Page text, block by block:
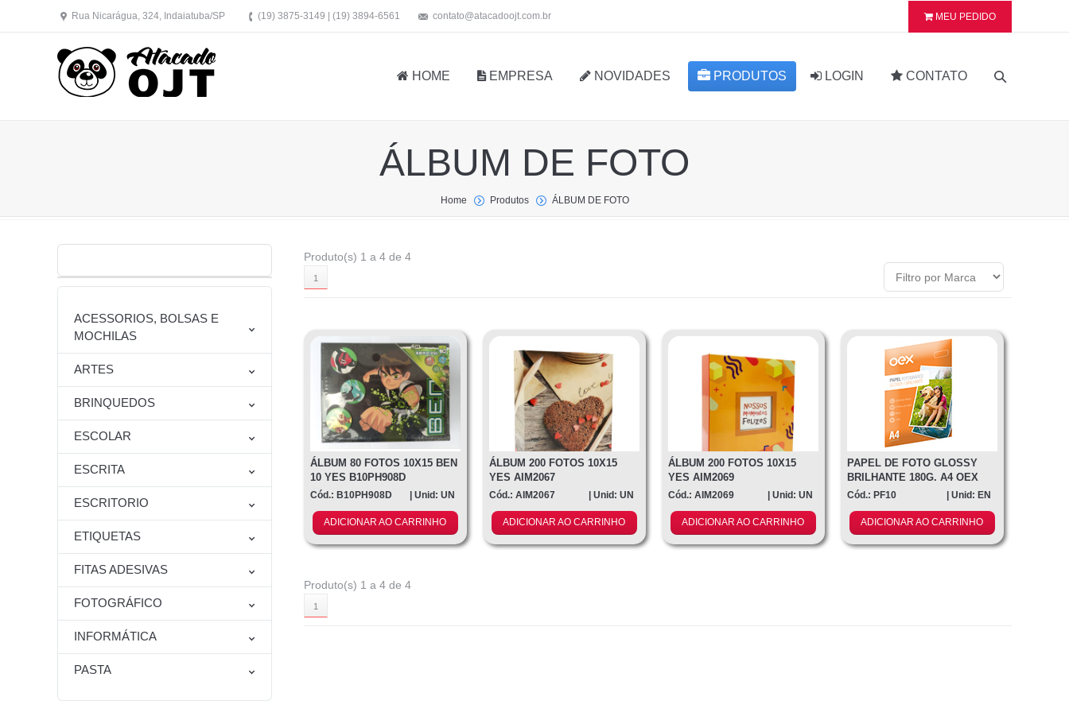
Rua Nicarágua, 324, Indaiatuba/SP (19) 3875-3149 | (19) 3894-6561 contato@atacadoojt.com.br MEU PEDIDO
HOME EMPRESA NOVIDADES PRODUTOS LOGIN CONTATO
ÁLBUM DE FOTO
Home Produtos ÁLBUM DE FOTO
Produto(s) 1 a 4 de 4
1
ÁLBUM 80 FOTOS 10X15 BEN
10 YES B10PH908D
Cód.: B10PH908D | Unid: UN
ADICIONAR AO CARRINHO
ÁLBUM 200 FOTOS 10X15
YES AIM2067
Cód.: AIM2067 | Unid: UN
ADICIONAR AO CARRINHO
ÁLBUM 200 FOTOS 10X15
YES AIM2069
Cód.: AIM2069 | Unid: UN
ADICIONAR AO CARRINHO
PAPEL DE FOTO GLOSSY
BRILHANTE 180G. A4 OEX
10FLS
Cód.: PF10 | Unid: EN
ADICIONAR AO CARRINHO
Produto(s) 1 a 4 de 4
1
ACESSORIOS, BOLSAS E
MOCHILAS
ARTES
BRINQUEDOS
ESCOLAR
ESCRITA
ESCRITORIO
ETIQUETAS
FITAS ADESIVAS
FOTOGRÁFICO
INFORMÁTICA
PASTA